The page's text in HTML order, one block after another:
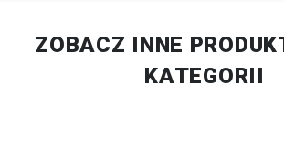
ZOBACZ INNE
KATEGORII